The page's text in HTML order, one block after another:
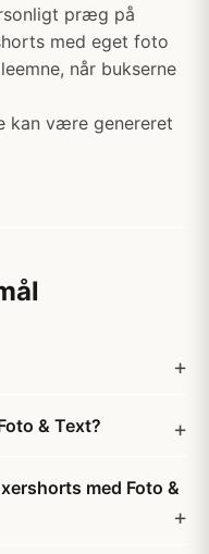
præg på
med eget foto
når bukserne
kan være genereret
& Text?
med Foto &